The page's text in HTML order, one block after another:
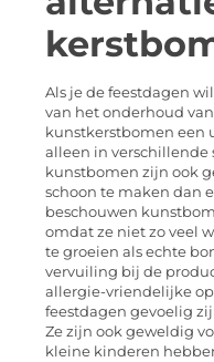
Als je de feestdagen
van het onderhoud
kunstkerstbomen een
alleen in verschillende
kunstbomen zijn ook
schoon te maken dan
beschouwen
omdat ze niet zo veel
te groeien als echte
vervuiling bij de
allergie-vriendelijke
feestdagen gevoelig
Ze zijn ook geweldig
kleine kinderen